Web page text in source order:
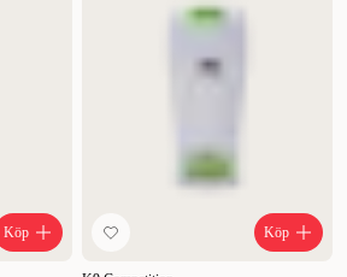
Köp Köp